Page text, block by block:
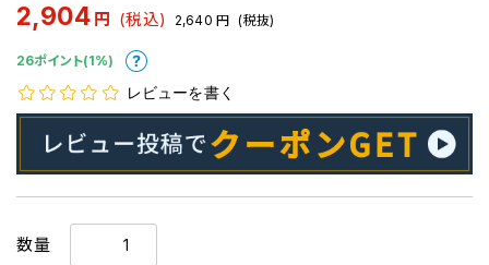
2,904 円 (税込) 2,640 円 (税抜)
26ポイント(1%)
レビューを書く
数量